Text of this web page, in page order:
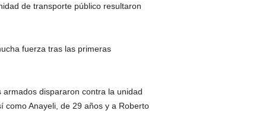
de transporte público resultaron
fuerza tras las primeras
dispararon contra la unidad
Anayeli, de 29 años y a Roberto